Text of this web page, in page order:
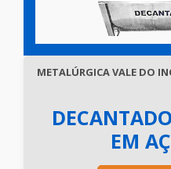
METALÚRGICA VALE DO
EM